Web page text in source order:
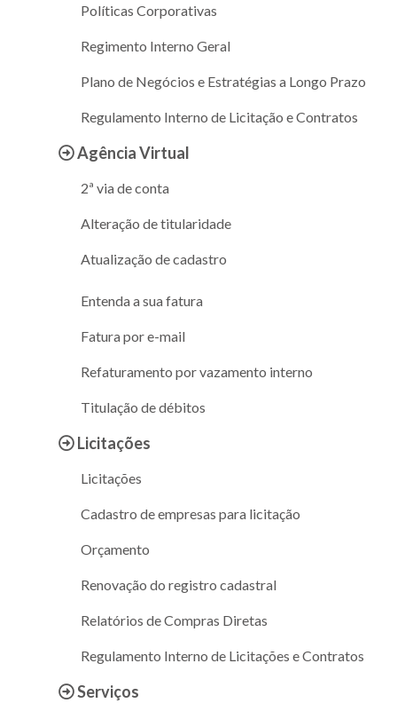
Políticas Corporativas
Regimento Interno Geral
Plano de Negócios e Estratégias a Longo Prazo
Regulamento Interno de Licitação e Contratos
Agência Virtual
2ª via de conta
Alteração de titularidade
Atualização de cadastro
Entenda a sua fatura
Fatura por e-mail
Refaturamento por vazamento interno
Titulação de débitos
Licitações
Licitações
Cadastro de empresas para licitação
Orçamento
Renovação do registro cadastral
Relatórios de Compras Diretas
Regulamento Interno de Licitações e Contratos
Serviços